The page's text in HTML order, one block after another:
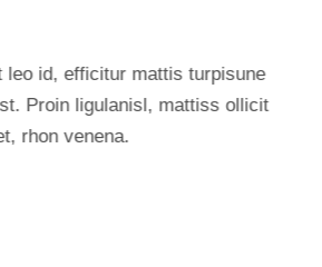
leo id, efficitur mattis turpisune
Proin ligulanisl, mattiss ollicit
rhon venena.